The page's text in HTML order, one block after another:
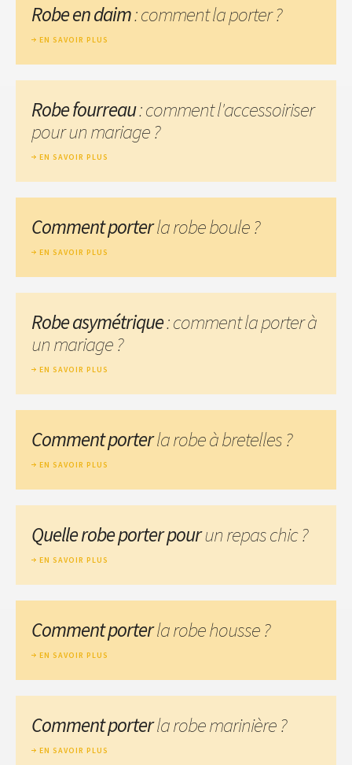
Robe en daim: comment la porter ?
EN SAVOIR PLUS
Robe fourreau: comment l'accessoiriser
pour un mariage ?
EN SAVOIR PLUS
Comment porterla robe boule ?
EN SAVOIR PLUS
Robe asymétrique: comment la porter à
un mariage ?
EN SAVOIR PLUS
Comment porterla robe à bretelles ?
EN SAVOIR PLUS
Quelle robe porter pourun repas chic ?
EN SAVOIR PLUS
Comment porterla robe housse ?
EN SAVOIR PLUS
Comment porterla robe marinière ?
EN SAVOIR PLUS